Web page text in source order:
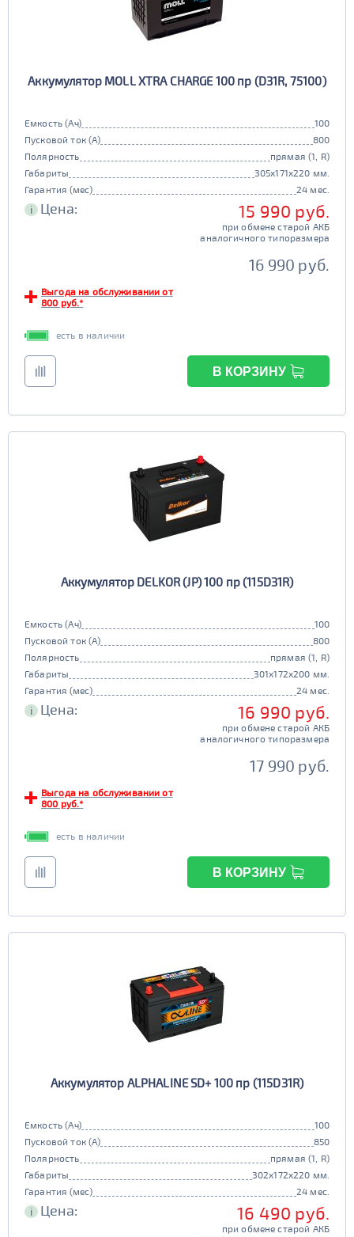
Аккумулятор MOLL XTRA CHARGE 100 пр (D31R, 75100)
Емкость (Ач)
100
Пусковой ток (А)
800
Полярность
прямая (1, R)
Габариты
305x171x220 мм.
Гарантия (мес)
24 мес.
i Цена: 15 990 руб.
при обмене старой АКБ
аналогичного типоразмера
16 990 руб.
Выгода на обслуживании от
800 руб.*
есть в наличии
В КОРЗИНУ
Аккумулятор DELKOR (JP) 100 пр (115D31R)
Емкость (Ач)
100
Пусковой ток (А)
800
Полярность
прямая (1, R)
Габариты
301x172x200 мм.
Гарантия (мес)
24 мес.
i Цена: 16 990 руб.
при обмене старой АКБ
аналогичного типоразмера
17 990 руб.
Выгода на обслуживании от
800 руб.*
есть в наличии
В КОРЗИНУ
Аккумулятор ALPHALINE SD+ 100 пр (115D31R)
Емкость (Ач)
100
Пусковой ток (А)
850
Полярность
прямая (1, R)
Габариты
302x172x220 мм.
Гарантия (мес)
24 мес.
i Цена: 16 490 руб.
при обмене старой АКБ